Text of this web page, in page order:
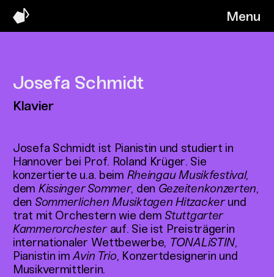
Menu
Josefa Schmidt
Klavier
Josefa Schmidt ist Pianistin und studiert in
Hannover bei Prof. Roland Krüger. Sie
konzertierte u.a. beim Rheingau Musikfestival,
dem Kissinger Sommer, den Gezeitenkonzerten,
den Sommerlichen Musiktagen Hitzackerund
trat mit Orchestern wie dem Stuttgarter
Kammerorchesterauf. Sie ist Preisträgerin
internationaler Wettbewerbe, TONALiSTIN,
Pianistin imAvin Trio, Konzertdesignerin und
Musikvermittlerin.